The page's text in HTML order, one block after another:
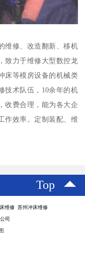
维修、改造翻新、移机
致力于维修大型数控龙
床等模房设备的机械类
技术队伍，10余年的机
收费合理，能为各大企
作效率。定制装配、维
Top
维修 苏州冲床维修
司